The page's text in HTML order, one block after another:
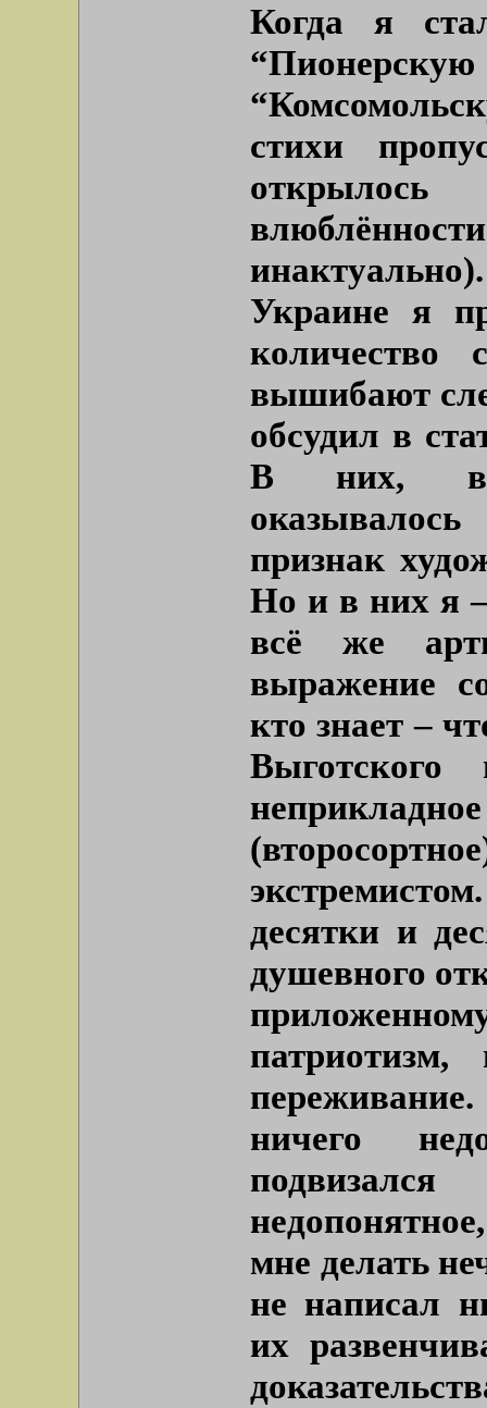
Когда я
стихи
Украине я
количество
вышибают
обсудил в
В них,
признак
Но и в них я –
всё же
выражение
кто знает –
десятки и
душевного
ничего
мне делать
не написал
их